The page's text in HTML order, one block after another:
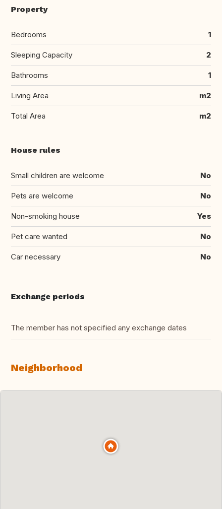
Property
Bedrooms 1
Sleeping Capacity 2
Bathrooms 1
Living Area m2
Total Area m2
House rules
Small children are welcome No
Pets are welcome No
Non-smoking house Yes
Pet care wanted No
Car necessary No
Exchange periods
The member has not specified any exchange dates
Neighborhood